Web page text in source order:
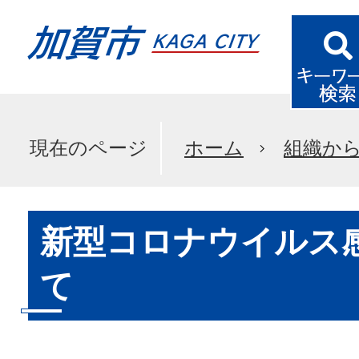
現在のページ ホーム 組織か
新型コロナウイルス
て